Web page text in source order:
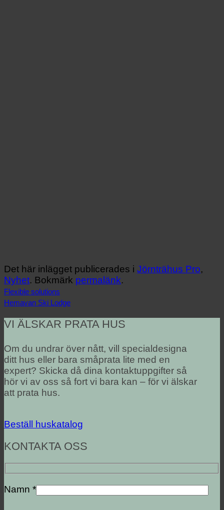
Det här inlägget publicerades i Jörnträhus Pro,
Nyhet. Bokmärk permalänk.
Flexible solutions
Hemavan Ski Lodge
VI ÄLSKAR PRATA HUS
Om du undrar över nått, vill specialdesigna
ditt hus eller bara småprata lite med en
expert? Skicka då dina kontaktuppgifter så
hör vi av oss så fort vi bara kan – för vi älskar
att prata hus.
Beställ huskatalog
KONTAKTA OSS
Namn *